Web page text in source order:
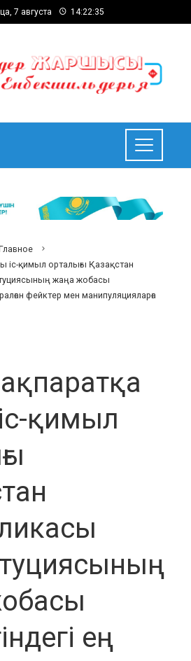
7 августа 14:22:36
іс-қимыл орталығы Қазақстан
жаңа жобасы
фейктер мен манипуляцияларға
қимыл
ең